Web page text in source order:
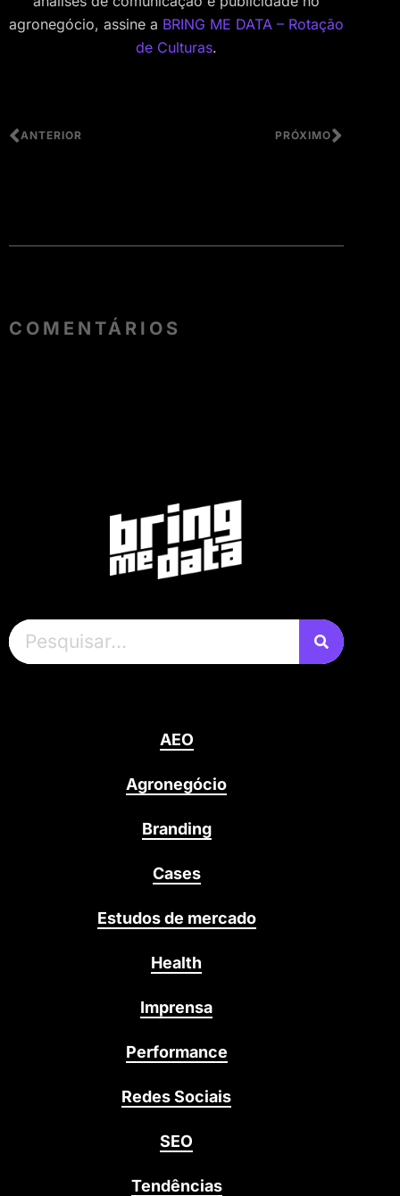
agronegócio, assine a BRING ME DATA – Rotação
de Culturas.
ANTERIOR PRÓXIMO
COMENTÁRIOS
AEO
Agronegócio
Branding
Cases
Estudos de mercado
Health
Imprensa
Performance
Redes Sociais
SEO
Tendências